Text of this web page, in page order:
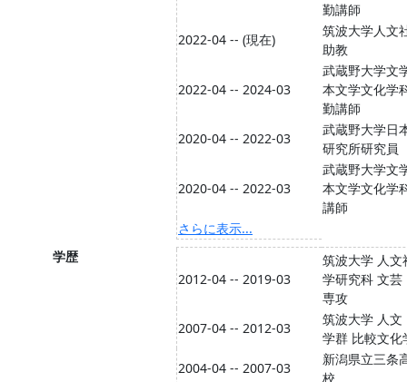
勤講師
2022-04 -- (現在)
筑波大学人文
助教
2022-04 -- 2024-03
武蔵野大学文
本文学文化学
勤講師
2020-04 -- 2022-03
武蔵野大学日
研究所研究員
2020-04 -- 2022-03
武蔵野大学文
本文学文化学
講師
さらに表示...
学歴
2012-04 -- 2019-03
筑波大学 人文
学研究科 文芸
専攻
2007-04 -- 2012-03
筑波大学 人文
学群 比較文化
2004-04 -- 2007-03
新潟県立三条
校